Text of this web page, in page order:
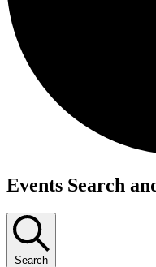
Events Search
Search